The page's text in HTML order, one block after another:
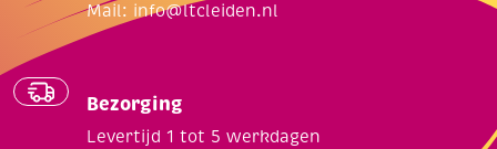
Mail: info@ltcleiden.nl
Bezorging
Levertijd 1 tot 5 werkdagen